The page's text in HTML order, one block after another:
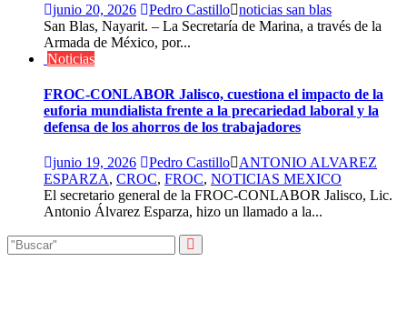
junio 20, 2026 Pedro Castillo noticias san blas
San Blas, Nayarit. – La Secretaría de Marina, a través de la
Armada de México, por...
Noticias
FROC-CONLABOR Jalisco, cuestiona el impacto de la
euforia mundialista frente a la precariedad laboral y la
defensa de los ahorros de los trabajadores
junio 19, 2026 Pedro Castillo
ANTONIO ALVAREZ
ESPARZA, CROC, FROC, NOTICIAS MEXICO
El secretario general de la FROC-CONLABOR Jalisco, Lic.
Antonio Álvarez Esparza, hizo un llamado a la...